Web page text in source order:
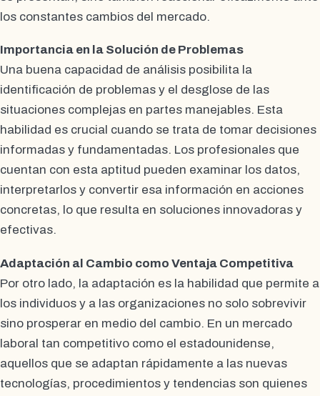
los constantes cambios del mercado.
Importancia en la Solución de Problemas
Una buena capacidad de análisis posibilita la
identificación de problemas y el desglose de las
situaciones complejas en partes manejables. Esta
habilidad es crucial cuando se trata de tomar decisiones
informadas y fundamentadas. Los profesionales que
cuentan con esta aptitud pueden examinar los datos,
interpretarlos y convertir esa información en acciones
concretas, lo que resulta en soluciones innovadoras y
efectivas.
Adaptación al Cambio como Ventaja Competitiva
Por otro lado, la adaptación es la habilidad que permite a
los individuos y a las organizaciones no solo sobrevivir
sino prosperar en medio del cambio. En un mercado
laboral tan competitivo como el estadounidense,
aquellos que se adaptan rápidamente a las nuevas
tecnologías, procedimientos y tendencias son quienes